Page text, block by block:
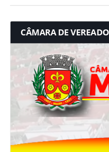
CÂMARA DE